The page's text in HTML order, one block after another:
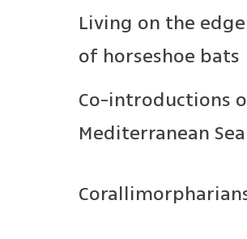
Living on the
of horseshoe bats
Co-introductions
Mediterranean Sea